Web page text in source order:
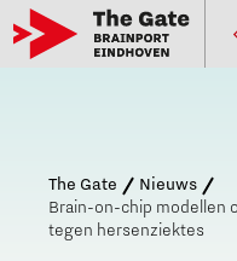
The Gate
Nieuws
Brain-on-chip modellen
tegen hersenziektes